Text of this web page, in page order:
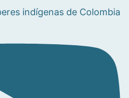
indígenas de Colombia